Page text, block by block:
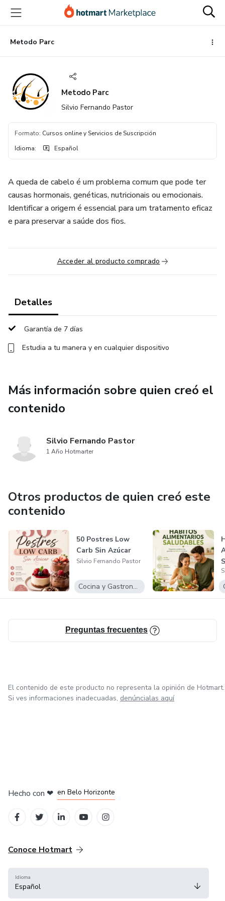
principal
página
de
página
Metodo Parc
Metodo Parc
Silvio Fernando Pastor
Formato: Cursos online y Servicios de Suscripción
Idioma: Español
A queda de cabelo é um problema comum que pode ter
causas hormonais, genéticas, nutricionais ou emocionais.
Identificar a origem é essencial para um tratamento eficaz
e para preservar a saúde dos fios.
Acceder al producto comprado
Detalles
Garantía de 7 días
Estudia a tu manera y en cualquier dispositivo
Más información sobre quien creó el
contenido
Silvio Fernando Pastor
1 Año Hotmarter
Otros productos de quien creó este
contenido
50 Postres Low
Carb Sin Azúcar
Silvio Fernando Pastor
Cocina y Gastronomía
Preguntas frecuentes
El contenido de este producto no representa la opinión de Hotmart.
Si ves informaciones inadecuadas, denúncialas aquí
Hecho con ❤ en Belo Horizonte
Conoce Hotmart
Idioma
Español